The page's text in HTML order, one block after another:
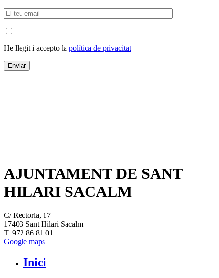
He llegit i accepto la política de privacitat
AJUNTAMENT DE SANT
HILARI SACALM
C/ Rectoria, 17
17403 Sant Hilari Sacalm
T. 972 86 81 01
Google maps
Inici